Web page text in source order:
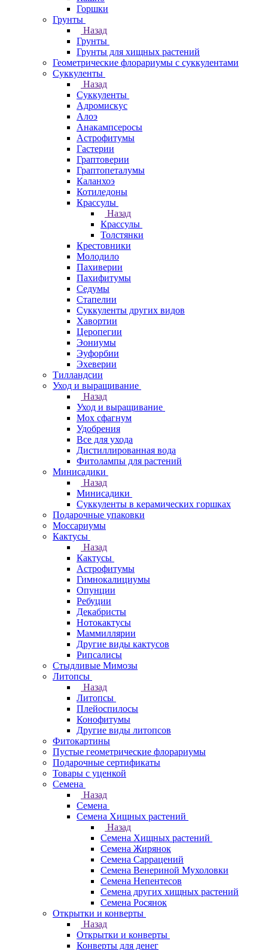
Горшки
Грунты
Назад
Грунты
Грунты для хищных растений
Геометрические флорариумы с суккулентами
Суккуленты
Назад
Суккуленты
Адромискус
Алоэ
Анакампсеросы
Астрофитумы
Гастерии
Граптоверии
Граптопеталумы
Каланхоэ
Котиледоны
Крассулы
Назад
Крассулы
Толстянки
Крестовники
Молодило
Пахиверии
Пахифитумы
Седумы
Стапелии
Суккуленты других видов
Хавортии
Церопегии
Эониумы
Эуфорбии
Эхеверии
Тилландсии
Уход и выращивание
Назад
Уход и выращивание
Мох сфагнум
Удобрения
Все для ухода
Дистиллированная вода
Фитолампы для растений
Минисадики
Назад
Минисадики
Суккуленты в керамических горшках
Подарочные упаковки
Моссариумы
Кактусы
Назад
Кактусы
Астрофитумы
Гимнокалициумы
Опунции
Ребуции
Декабристы
Нотокактусы
Маммиллярии
Другие виды кактусов
Рипсалисы
Стыдливые Мимозы
Литопсы
Назад
Литопсы
Плейоспилосы
Конофитумы
Другие виды литопсов
Фитокартины
Пустые геометрические флорариумы
Подарочные сертификаты
Товары с уценкой
Семена
Назад
Семена
Семена Хищных растений
Назад
Семена Хищных растений
Семена Жирянок
Семена Саррацений
Семена Венериной Мухоловки
Семена Непентесов
Семена других хищных растений
Семена Росянок
Открытки и конверты
Назад
Открытки и конверты
Конверты для денег